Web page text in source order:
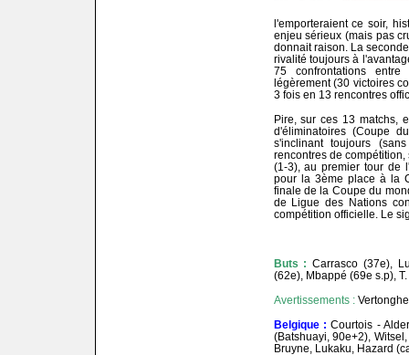
l'emporteraient ce soir,
enjeu sérieux (mais pas
donnait raison. La
rivalité toujours à
75 confrontations
légèrement (30 victoires
3 fois en 13 rencontres
Pire, sur ces 13 matchs,
d'éliminatoires (Coupe
s'inclinant toujours
rencontres de
(1-3), au premier tour de
pour la 3ème place à la
finale de la Coupe du
de Ligue des Nations
compétition officielle. Le
Buts : Carrasco (37e),
(62e), Mbappé (69e s.p),
Avertissements :
Belgique :Courtois -
(Batshuayi, 90e+2),
Bruyne, Lukaku, Hazard